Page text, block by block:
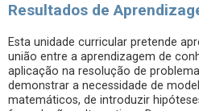
Resultados de
Esta unidade curricular pretende
união entre a aprendizagem de
aplicação na resolução de
demonstrar a necessidade de
matemáticos, de introduzir